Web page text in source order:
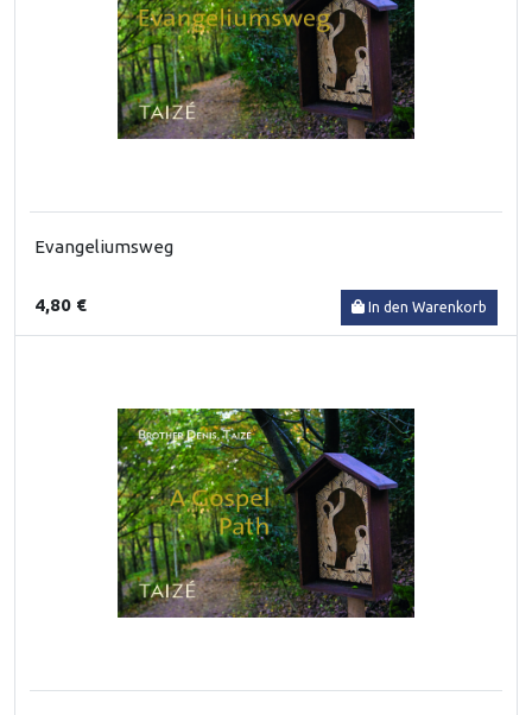
Evangeliumsweg
4,80 € In den Warenkorb